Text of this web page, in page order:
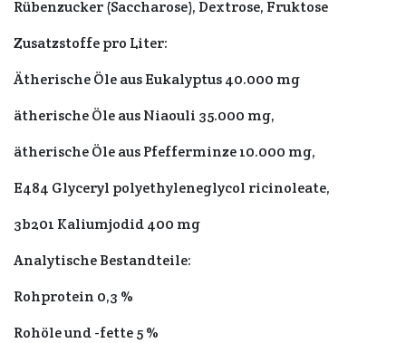
Rübenzucker (Saccharose), Dextrose, Fruktose
Zusatzstoffe pro Liter:
Ätherische Öle aus Eukalyptus 40.000 mg
ätherische Öle aus Niaouli 35.000 mg,
ätherische Öle aus Pfefferminze 10.000 mg,
E484 Glyceryl polyethyleneglycol ricinoleate,
3b201 Kaliumjodid 400 mg
Analytische Bestandteile:
Rohprotein 0,3 %
Rohöle und -fette 5 %